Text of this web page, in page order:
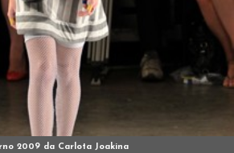
2009 da Carlota Joakina